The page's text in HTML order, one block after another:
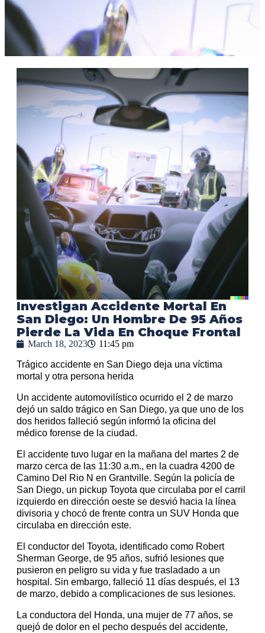
Investigan Accidente Mortal En
San Diego: Un Hombre De 95 Años
Pierde La Vida En Choque Frontal
March 18, 2023 11:45 pm
Trágico accidente en San Diego deja una víctima
mortal y otra persona herida
Un accidente automovilístico ocurrido el 2 de marzo
dejó un saldo trágico en San Diego, ya que uno de los
dos heridos falleció según informó la oficina del
médico forense de la ciudad.
El accidente tuvo lugar en la mañana del martes 2 de
marzo cerca de las 11:30 a.m., en la cuadra 4200 de
Camino Del Rio N en Grantville. Según la policía de
San Diego, un pickup Toyota que circulaba por el carril
izquierdo en dirección oeste se desvió hacia la línea
divisoria y chocó de frente contra un SUV Honda que
circulaba en dirección este.
El conductor del Toyota, identificado como Robert
Sherman George, de 95 años, sufrió lesiones que
pusieron en peligro su vida y fue trasladado a un
hospital. Sin embargo, falleció 11 días después, el 13
de marzo, debido a complicaciones de sus lesiones.
La conductora del Honda, una mujer de 77 años, se
quejó de dolor en el pecho después del accidente,